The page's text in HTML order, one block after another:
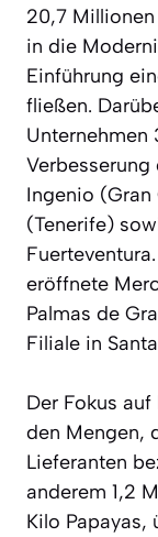
20,7
in die
Einführung
fließen.
Unternehmen
Ingenio
(Tenerife)
eröffnete
Palmas de
Filiale in
Der Fokus
den Mengen,
Lieferanten
anderem 1,2
Kilo Papayas,